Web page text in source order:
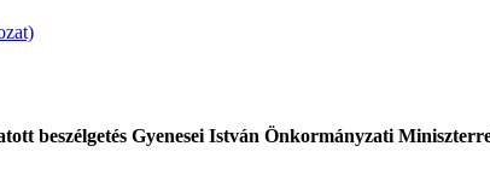
beszélgetés Gyenesei István Önkormányzati